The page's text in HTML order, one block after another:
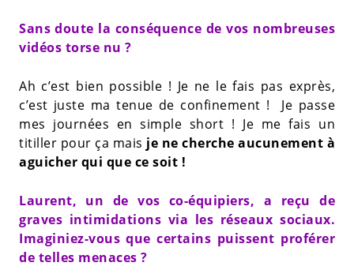
Sans doute la conséquence de vos nombreuses
vidéos torse nu ?
Ah c’est bien possible ! Je ne le fais pas exprès,
c’est juste ma tenue de confinement ! Je passe
mes journées en simple short ! Je me fais un
titiller pour ça mais je ne cherche aucunement à
aguicher qui que ce soit !
Laurent, un de vos co-équipiers, a reçu de
graves intimidations via les réseaux sociaux.
Imaginiez-vous que certains puissent proférer
de telles menaces ?